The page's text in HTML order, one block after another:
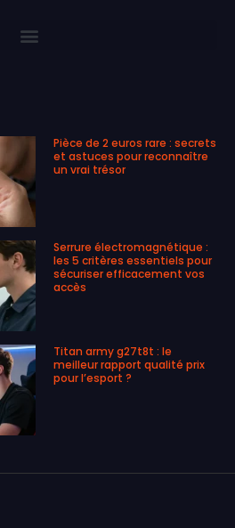
Pièce de 2 euros rare : secrets
et astuces pour reconnaître
un vrai trésor
Serrure électromagnétique :
les 5 critères essentiels pour
sécuriser efficacement vos
accès
Titan army g27t8t : le
meilleur rapport qualité prix
pour l’esport ?